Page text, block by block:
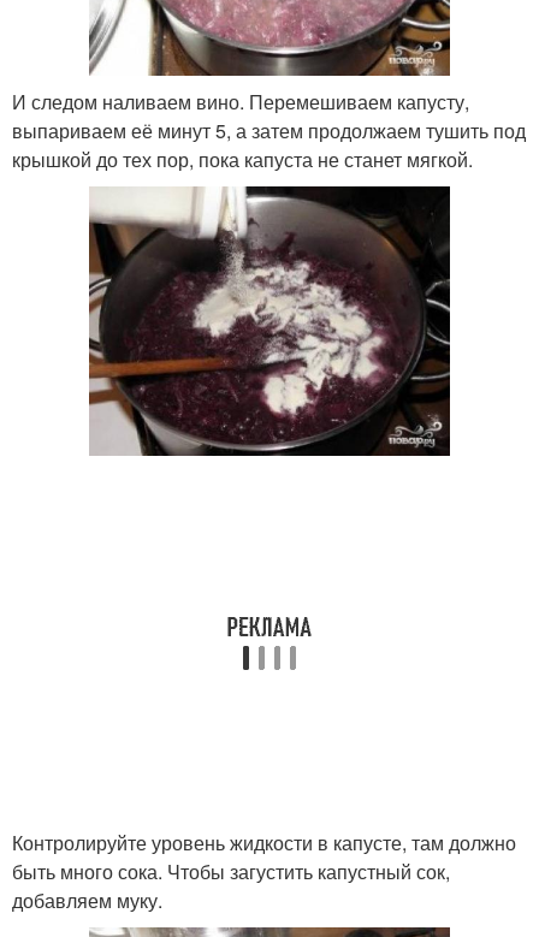
И следом наливаем вино. Перемешиваем капусту,
выпариваем её минут 5, а затем продолжаем тушить под
крышкой до тех пор, пока капуста не станет мягкой.
Контролируйте уровень жидкости в капусте, там должно
быть много сока. Чтобы загустить капустный сок,
добавляем муку.